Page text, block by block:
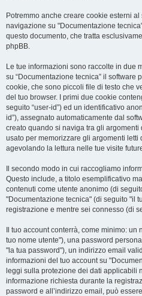
Potremmo anche creare cookie esterni
navigazione su "Documentazione
questo documento, che tratta
phpBB.
Le tue informazioni sono raccolte in due
su “Documentazione tecnica” il software
cookie, che sono piccoli file di testo che
del tuo browser. I primi due cookie
seguito “user-id”) ed un identificativo
id”), assegnato automaticamente dal
creato quando si naviga tra gli argomenti
usato per memorizzare gli argomenti
agevolando la lettura nelle tue visite
Il secondo modo in cui raccogliamo
Questo include, a titolo esemplificativo
contenuti come utente anonimo (di
"Documentazione tecnica" (di seguito "il
registrazione e mentre sei connesso (di
Il tuo account conterrà, come minimo:
tuo nome utente"), una password
"la tua password"), un indirizzo email
informazioni del tuo account su
leggi sulla protezione dei dati applicabili
informazione richiesta durante la
password e all’indirizzo email, può